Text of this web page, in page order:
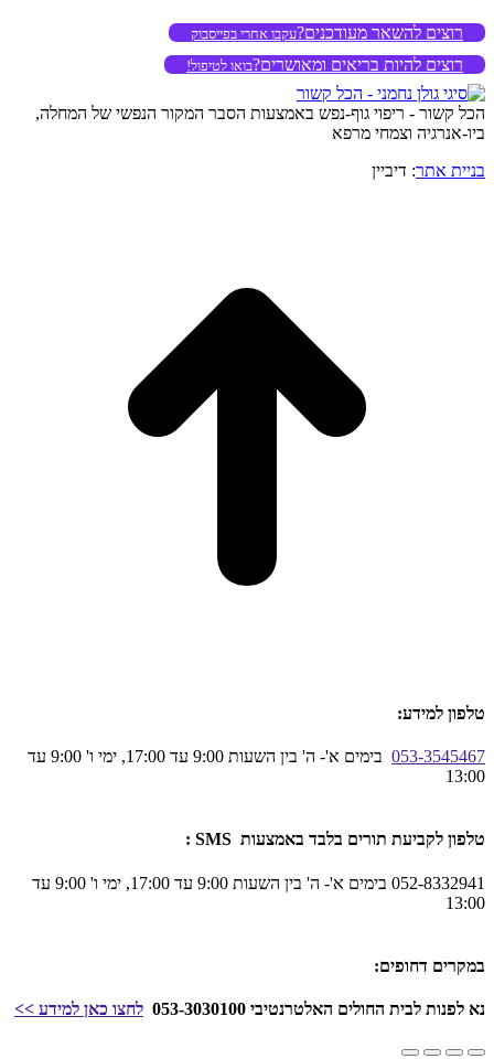
רוצים להשאר מעודכנים?עקבו אחרי בפייסבוק
רוצים להיות בריאים ומאושרים?בואו לטיפול!
הכל קשור - ריפוי גוף-נפש באמצעות הסבר המקור הנפשי של המחלה,
ביו-אנרגיה וצמחי מרפא
בניית אתר: דיביין
טלפון למידע:
053-3545467
בימים א'- ה' בין השעות 9:00 עד 17:00, ימי ו' 9:00 עד
13:00
טלפון לקביעת תורים בלבד באמצעות SMS :
052-8332941 בימים א'- ה' בין השעות 9:00 עד 17:00, ימי ו' 9:00 עד
13:00
במקרים דחופים:
נא לפנות לבית החולים האלטרנטיבי 053-3030100 לחצו כאן למידע >>